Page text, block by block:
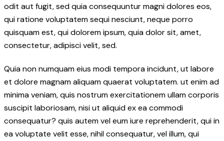
odit aut fugit, sed quia consequuntur magni dolores eos,
qui ratione voluptatem sequi nesciunt, neque porro
quisquam est, qui dolorem ipsum, quia dolor sit, amet,
consectetur, adipisci velit, sed.
Quia non numquam eius modi tempora incidunt, ut labore
et dolore magnam aliquam quaerat voluptatem. ut enim ad
minima veniam, quis nostrum exercitationem ullam corporis
suscipit laboriosam, nisi ut aliquid ex ea commodi
consequatur? quis autem vel eum iure reprehenderit, qui in
ea voluptate velit esse, nihil consequatur, vel illum, qui